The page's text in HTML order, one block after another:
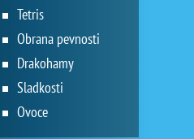
Tetris
Obrana pevnosti
Drakohamy
Sladkosti
Ovoce